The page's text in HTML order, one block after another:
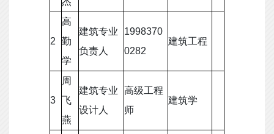
2
高
勤
学
建筑专业
负责人
1998370
0282
建筑工程
3
周
飞
燕
建筑专业
设计人
高级工程
师
建筑学